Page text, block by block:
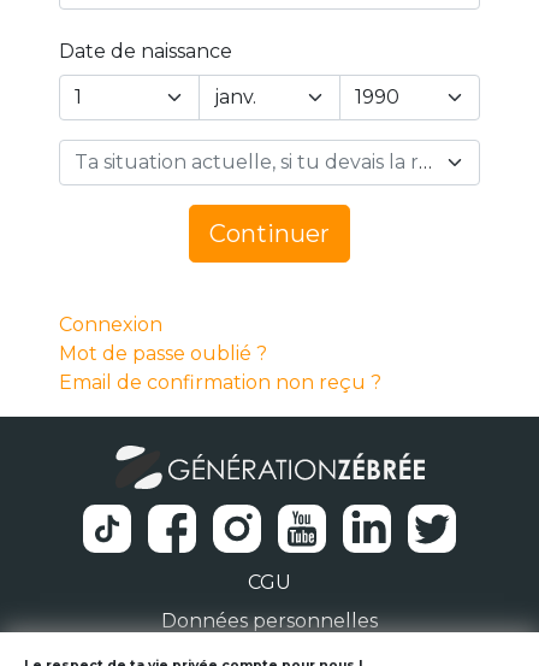
Date de naissance
Year
Day
Ta situation actuelle, si tu devais la résumer en 1 mot… *
Continuer
Connexion
Mot de passe oublié ?
Email de confirmation non reçu ?
CGU
Données personnelles